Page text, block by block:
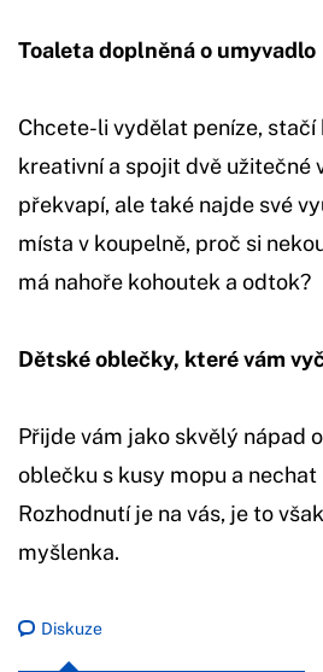
Toaleta doplněná o umyvadlo
Chcete-li vydělat peníze,
kreativní a spojit dvě užitečné
překvapí, ale také najde své
místa v koupelně, proč si
má nahoře kohoutek a odtok?
Dětské oblečky, které vám
Přijde vám jako skvělý nápad
oblečku s kusy mopu a nechat
Rozhodnutí je na vás, je to
myšlenka.
Diskuze